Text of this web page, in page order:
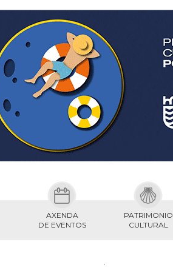
AXENDA
DE EVENTOS
PATRIMONIO
CULTURAL